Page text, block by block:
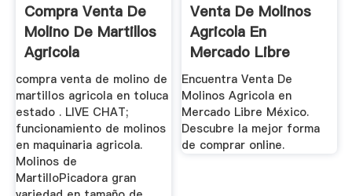
Compra Venta De
Molino De Martillos
Agricola
compra venta de molino de
martillos agricola en toluca
estado . LIVE CHAT;
funcionamiento de molinos
en maquinaria agricola.
Molinos de
MartilloPicadora gran
Venta De Molinos
Agricola En
Mercado Libre
México
Encuentra Venta De
Molinos Agricola en
Mercado Libre México.
Descubre la mejor forma
de comprar online.